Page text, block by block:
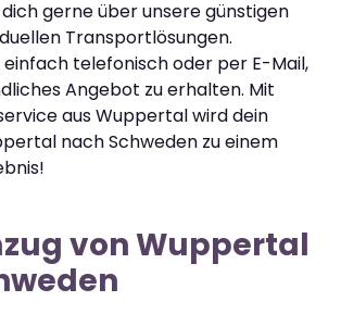
gerne über unsere günstigen
Transportlösungen.
telefonisch oder per E-Mail,
Angebot zu erhalten. Mit
aus Wuppertal wird dein
nach Schweden zu einem
von Wuppertal